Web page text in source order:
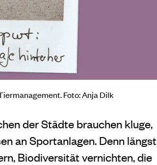
Foto: Anja Dilk
der Städte brauchen kluge,
an Sportanlagen. Denn längst
Biodiversität vernichten, die